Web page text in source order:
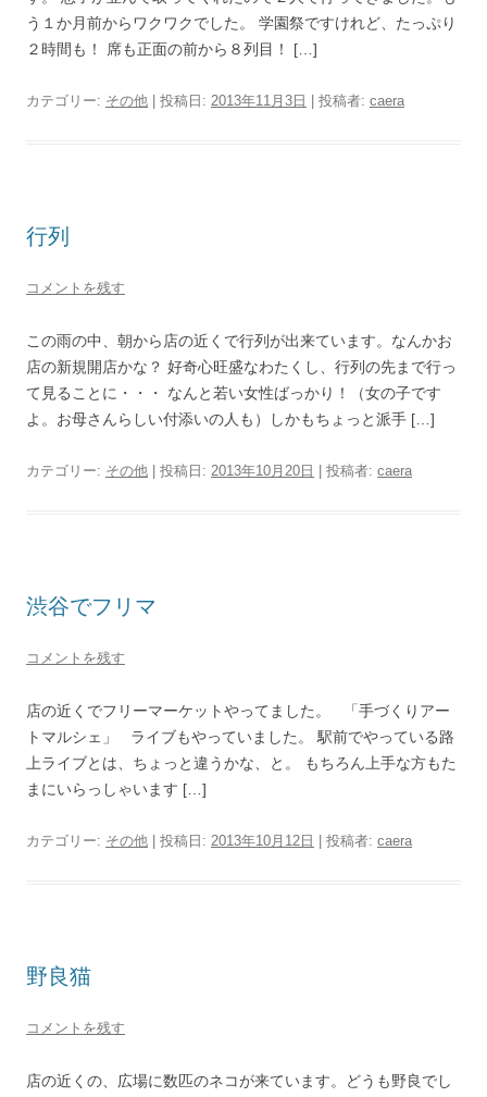
う１か月前からワクワクでした。 学園祭ですけれど、たっぷり
２時間も！ 席も正面の前から８列目！ […]
カテゴリー: その他 | 投稿日: 2013年11月3日 投稿者: caera
行列
コメントを残す
この雨の中、朝から店の近くで行列が出来ています。なんかお
店の新規開店かな？ 好奇心旺盛なわたくし、行列の先まで行っ
て見ることに・・・ なんと若い女性ばっかり！（女の子です
よ。お母さんらしい付添いの人も）しかもちょっと派手 […]
カテゴリー: その他 | 投稿日: 2013年10月20日 投稿者: caera
渋谷でフリマ
コメントを残す
店の近くでフリーマーケットやってました。 「手づくりアー
トマルシェ」 ライブもやっていました。 駅前でやっている路
上ライブとは、ちょっと違うかな、と。 もちろん上手な方もた
まにいらっしゃいます […]
カテゴリー: その他 | 投稿日: 2013年10月12日 投稿者: caera
野良猫
コメントを残す
店の近くの、広場に数匹のネコが来ています。どうも野良でし